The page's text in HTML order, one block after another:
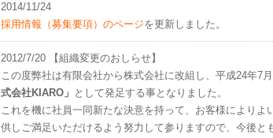
2014/11/24
採用情報（募集要項）のページを更新しました。
2012/7/20 【組織変更のおしらせ】
この度弊社は有限会社から株式会社に改組し、平成24年7
式会社KIARO」 として発足する事となりました。
これを機に社員一同新たな決意を持って、お客様によりよ
供しご満足いただけるよう努力して参りますので、今後と